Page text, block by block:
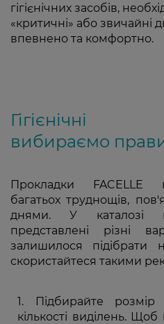
гігієнічних засобів,
«критичні» або звичайні
впевнено та комфортно.
Гігієнічні
вибираємо
Прокладки FACELLE
багатьох труднощів,
днями. У каталозі
представлені різні
залишилося підібрати
скористайтеся такими
Підбирайте
кількості виділень.